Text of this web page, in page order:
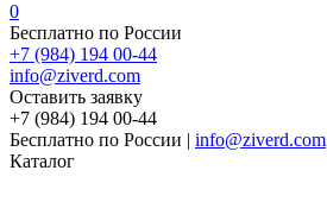
0
Бесплатно по России
+7 (984) 194 00-44
info@ziverd.com
Оставить заявку
+7 (984) 194 00-44
Бесплатно по России | info@ziverd.com
Каталог